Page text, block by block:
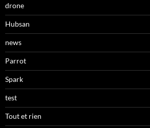
drone
Hubsan
news
Parrot
Spark
test
Tout et rien